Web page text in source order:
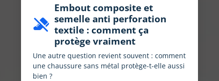
do_not_step
Embout composite et
semelle anti perforation
textile : comment ça
protège vraiment
Une autre question revient souvent : comment
une chaussure sans métal protège-t-elle aussi
bien ?